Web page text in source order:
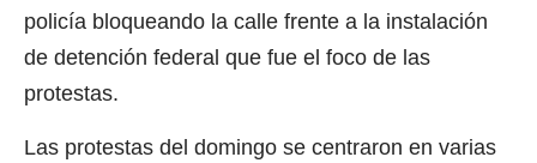
policía bloqueando la calle frente a la instalación
de detención federal que fue el foco de las
protestas.
Las protestas del domingo se centraron en varias